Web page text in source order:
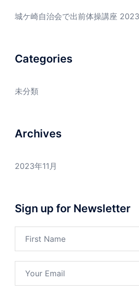
城ケ崎自治会で出前体操講座
Categories
未分類
Archives
2023年11月
Sign up for Newsletter